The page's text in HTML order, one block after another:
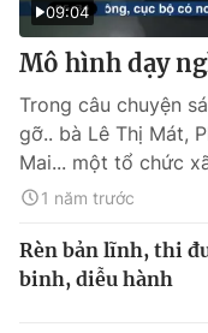
09:04
Mô hình dạy
Trong câu chuyện
gỡ.. bà Lê Thị Mát,
Mai... một tổ chức
1 năm trước
Rèn bản lĩnh, thi
binh, diễu hành